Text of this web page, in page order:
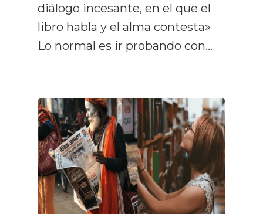
diálogo incesante, en el que el
libro habla y el alma contesta»
Lo normal es ir probando con…
Curso De
Recursos
Gratuitos
Opiniones
Prensa Y